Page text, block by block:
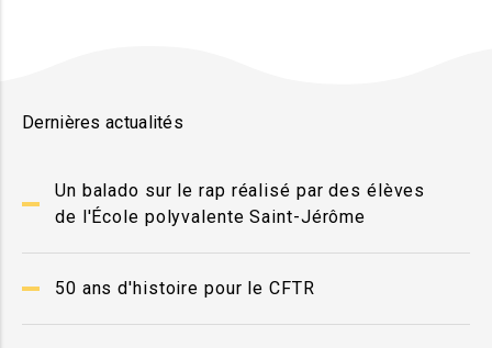
Dernières actualités
Un balado sur le rap réalisé par des élèves
de l'École polyvalente Saint-Jérôme
50 ans d'histoire pour le CFTR